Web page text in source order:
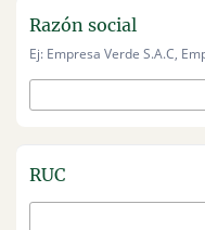
Razón social
Ej: Empresa Verde S.A.C,
RUC